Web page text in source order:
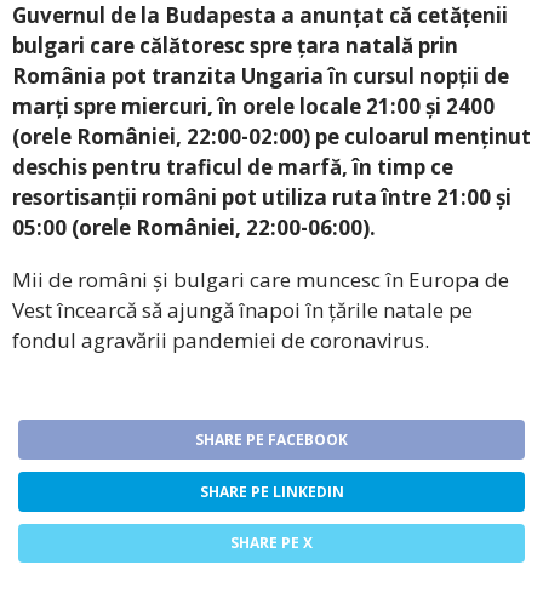
Guvernul de la Budapesta a anunțat că cetățenii
bulgari care călătoresc spre țara natală prin
România pot tranzita Ungaria în cursul nopții de
marți spre miercuri, în orele locale 21:00 și 2400
(orele României, 22:00-02:00) pe culoarul menținut
deschis pentru traficul de marfă, în timp ce
resortisanții români pot utiliza ruta între 21:00 și
05:00 (orele României, 22:00-06:00).
Mii de români și bulgari care muncesc în Europa de
Vest încearcă să ajungă înapoi în țările natale pe
fondul agravării pandemiei de coronavirus.
SHARE PE FACEBOOK
SHARE PE LINKEDIN
SHARE PE X